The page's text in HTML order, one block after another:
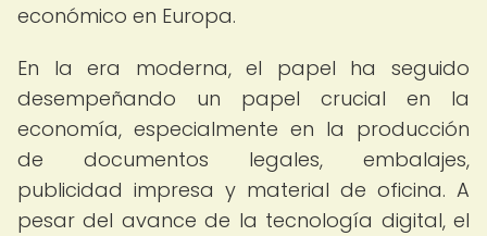
económico en Europa.
En la era moderna, el papel ha seguido
desempeñando un papel crucial en la
economía, especialmente en la producción
de documentos legales, embalajes,
publicidad impresa y material de oficina. A
pesar del avance de la tecnología digital, el